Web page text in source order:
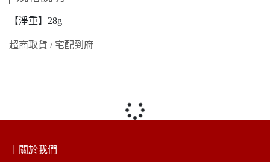
【淨重】28g
超商取貨 / 宅配到府
｜關於我們